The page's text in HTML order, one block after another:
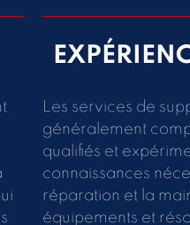
Les services de
généralement
qualifiés et
connaissances
réparation et la
équipements et